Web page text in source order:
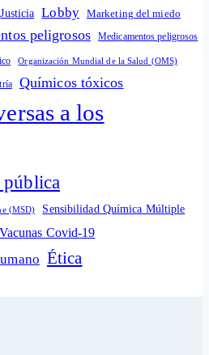
Justicia Lobby Marketing del miedo
peligrosos Medicamentos peligrosos
Organización Mundial de la Salud (OMS)
Químicos tóxicos
a los
pública
(MSD) Sensibilidad Química Múltiple
Vacunas Covid-19
Ética